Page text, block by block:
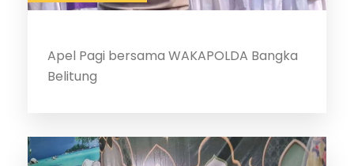
Apel Pagi bersama WAKAPOLDA Bangka
Belitung